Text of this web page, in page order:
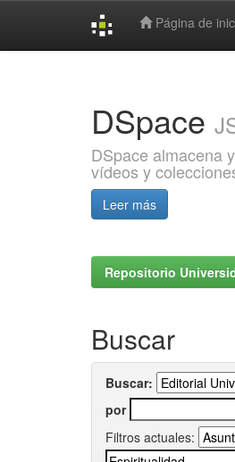
Página de
DSpace
DSpace almacena
vídeos y
Leer más
Repositorio
Buscar
Buscar:
por
Filtros actuales: